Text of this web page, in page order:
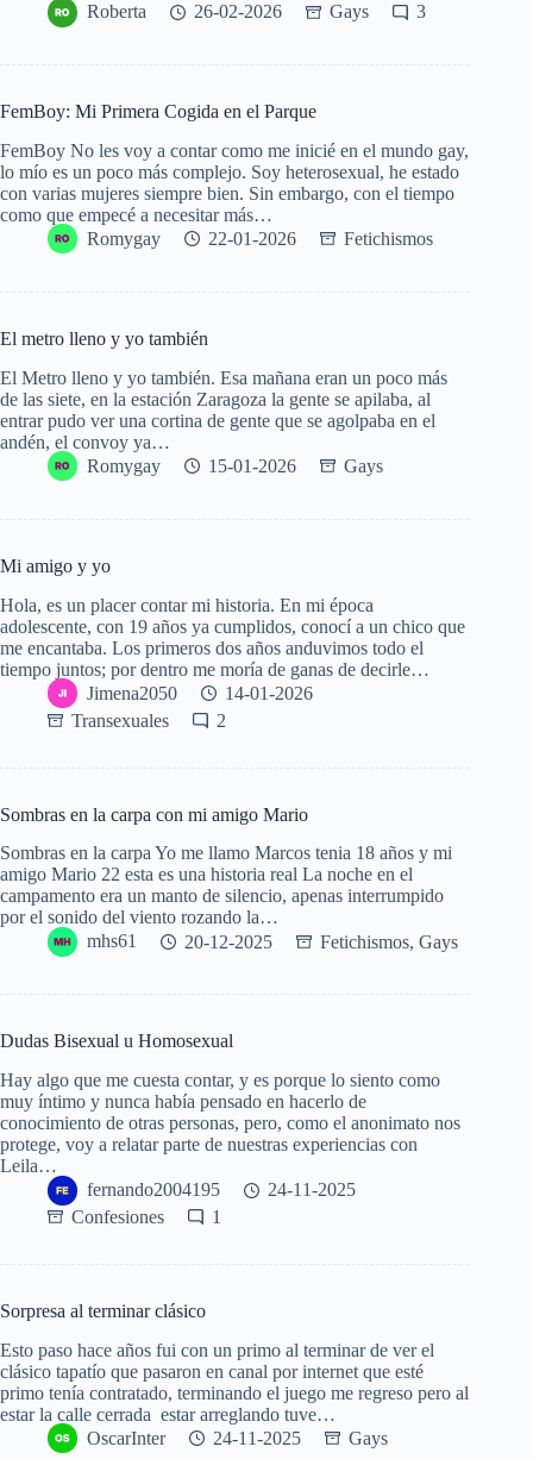
Roberta
26-02-2026 Gays 3
FemBoy: Mi Primera Cogida en el Parque
FemBoy No les voy a contar como me inicié en el mundo gay,
lo mío es un poco más complejo. Soy heterosexual, he estado
con varias mujeres siempre bien. Sin embargo, con el tiempo
como que empecé a necesitar más…
Romygay
22-01-2026 Fetichismos
El metro lleno y yo también
El Metro lleno y yo también. Esa mañana eran un poco más
de las siete, en la estación Zaragoza la gente se apilaba, al
entrar pudo ver una cortina de gente que se agolpaba en el
andén, el convoy ya…
Romygay
15-01-2026 Gays
Mi amigo y yo
Hola, es un placer contar mi historia. En mi época
adolescente, con 19 años ya cumplidos, conocí a un chico que
me encantaba. Los primeros dos años anduvimos todo el
tiempo juntos; por dentro me moría de ganas de decirle…
Jimena2050
14-01-2026
Transexuales
2
Sombras en la carpa con mi amigo Mario
Sombras en la carpa Yo me llamo Marcos tenia 18 años y mi
amigo Mario 22 esta es una historia real La noche en el
campamento era un manto de silencio, apenas interrumpido
por el sonido del viento rozando la…
mhs61
20-12-2025 Fetichismos, Gays
Dudas Bisexual u Homosexual
Hay algo que me cuesta contar, y es porque lo siento como
muy íntimo y nunca había pensado en hacerlo de
conocimiento de otras personas, pero, como el anonimato nos
protege, voy a relatar parte de nuestras experiencias con
Leila…
fernando2004195
24-11-2025
Confesiones
1
Sorpresa al terminar clásico
Esto paso hace años fui con un primo al terminar de ver el
clásico tapatío que pasaron en canal por internet que esté
primo tenía contratado, terminando el juego me regreso pero al
estar la calle cerrada estar arreglando tuve…
OscarInter
24-11-2025 Gays